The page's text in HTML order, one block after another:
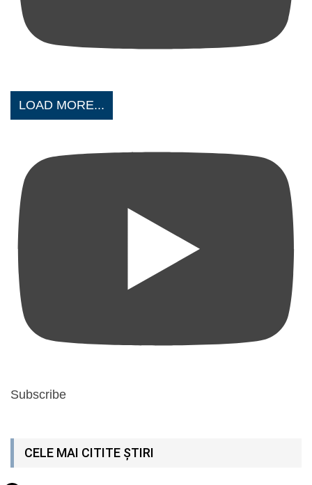
LOAD MORE...
Subscribe
CELE MAI CITITE ȘTIRI